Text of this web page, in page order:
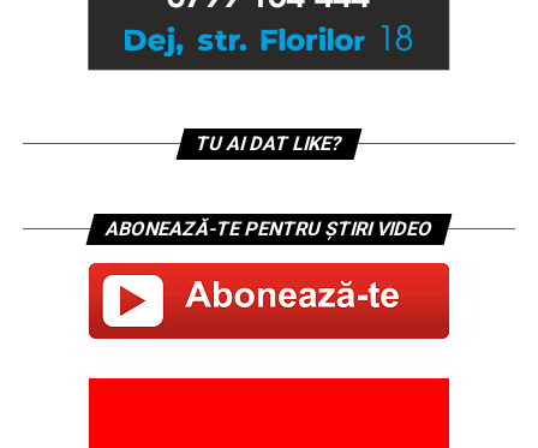
TU AI DAT LIKE?
ABONEAZĂ-TE PENTRU ȘTIRI VIDEO